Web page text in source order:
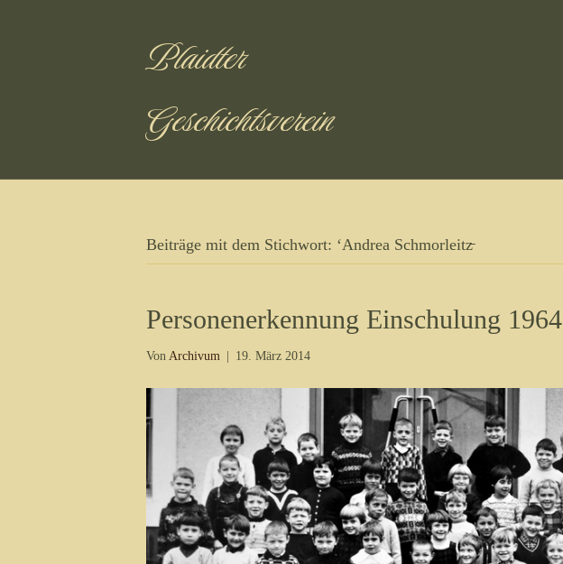
Plaidter
Geschichtsverein
Beiträge mit dem Stichwort: ‘Andrea Schmorleitz̵
Personenerkennung Einschulung 1964
Von Archivum 19. März 2014